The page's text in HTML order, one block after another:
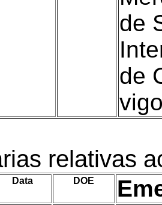
de
de
relativas
Data DOE